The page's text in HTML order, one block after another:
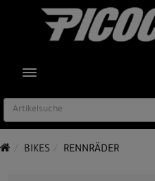
TOGGLE NAVIGATION
BIKES RENNRÄDER